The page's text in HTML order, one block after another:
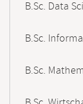
B.Sc. Data
B.Sc.
B.Sc.